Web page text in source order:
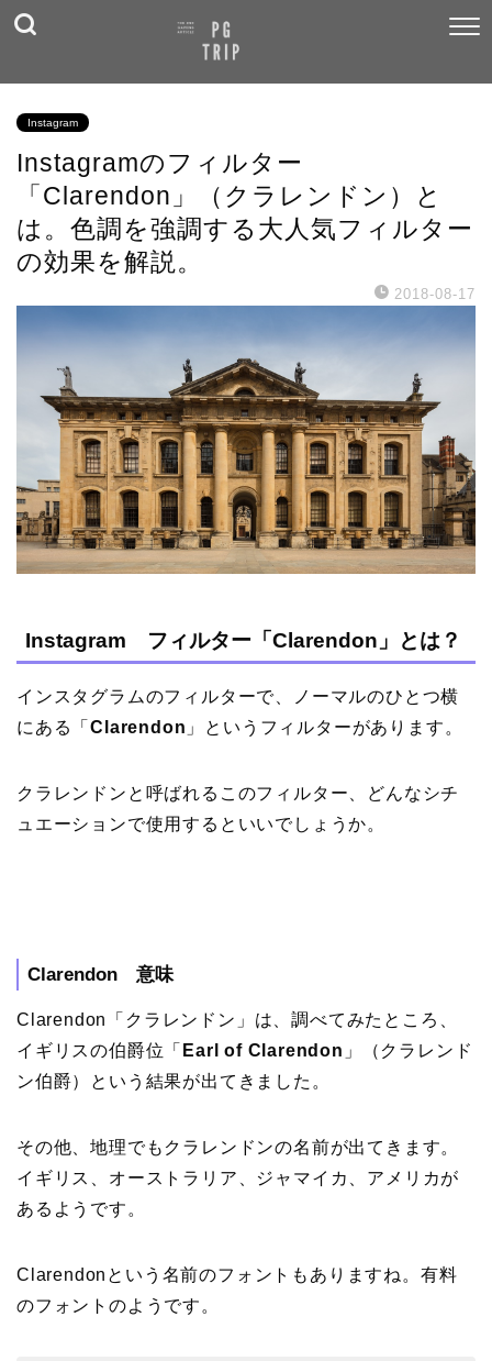
Instagram
Instagramのフィルター
「Clarendon」（クラレンドン）と
は。色調を強調する大人気フィルター
の効果を解説。
2018-08-17
Instagram フィルター「Clarendon」とは？
インスタグラムのフィルターで、ノーマルのひとつ横
にある「Clarendon 」というフィルターがあります。
クラレンドンと呼ばれるこのフィルター、どんなシチ
ュエーションで使用するといいでしょうか。
Clarendon 意味
Clarendon「クラレンドン」は、調べてみたところ、
イギリスの伯爵位「 Earl of Clarendon 」（クラレンド
ン伯爵）という結果が出てきました。
その他、地理でもクラレンドンの名前が出てきます。
イギリス、オーストラリア、ジャマイカ、アメリカが
あるようです。
Clarendonという名前のフォントもありますね。有料
のフォントのようです。